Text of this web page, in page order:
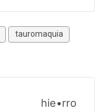
tauromaquia
hie•rro